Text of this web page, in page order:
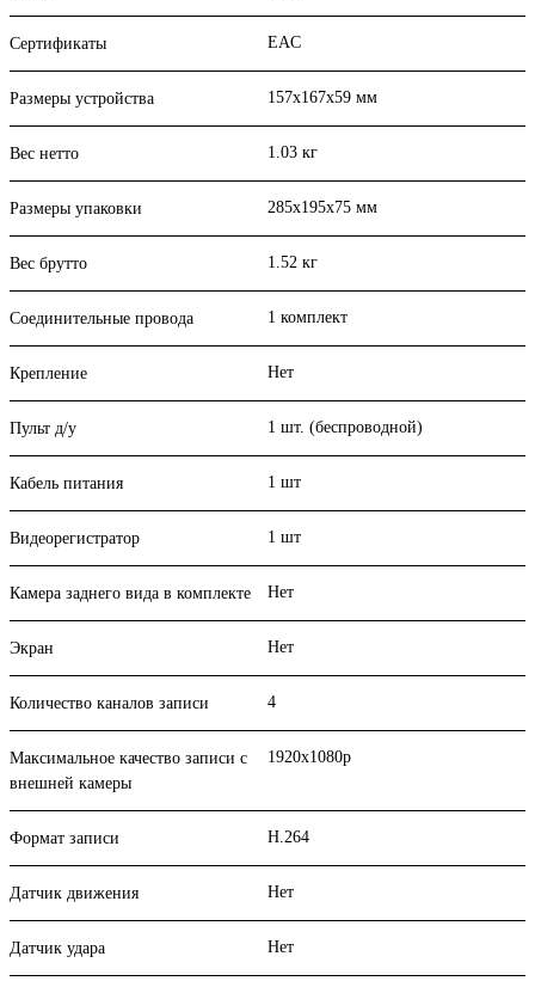
Сертификаты EAC
Размеры устройства 157х167х59 мм
Вес нетто 1.03 кг
Размеры упаковки 285х195х75 мм
Вес брутто 1.52 кг
Соединительные провода 1 комплект
Крепление Нет
Пульт д/у 1 шт. (беспроводной)
Кабель питания 1 шт
Видеорегистратор 1 шт
Камера заднего вида в комплекте Нет
Экран Нет
Количество каналов записи 4
Максимальное качество записи с
внешней камеры
1920x1080p
Формат записи H.264
Датчик движения Нет
Датчик удара Нет